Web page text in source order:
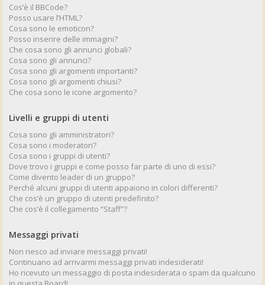
Cos’è il BBCode?
Posso usare l’HTML?
Cosa sono le emoticon?
Posso inserire delle immagini?
Che cosa sono gli annunci globali?
Cosa sono gli annunci?
Cosa sono gli argomenti importanti?
Cosa sono gli argomenti chiusi?
Che cosa sono le icone argomento?
Livelli e gruppi di utenti
Cosa sono gli amministratori?
Cosa sono i moderatori?
Cosa sono i gruppi di utenti?
Dove trovo i gruppi e come posso far parte di uno di essi?
Come divento leader di un gruppo?
Perché alcuni gruppi di utenti appaiono in colori differenti?
Che cos’è un gruppo di utenti predefinito?
Che cos’è il collegamento “Staff”?
Messaggi privati
Non riesco ad inviare messaggi privati!
Continuano ad arrivarmi messaggi privati indesiderati!
Ho ricevuto un messaggio di posta indesiderata o spam da qualcuno